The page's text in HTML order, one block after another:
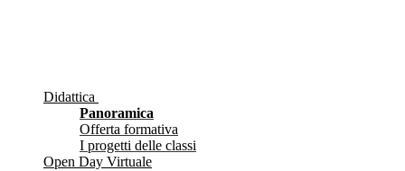
Didattica
Panoramica
Offerta formativa
I progetti delle classi
Open Day Virtuale